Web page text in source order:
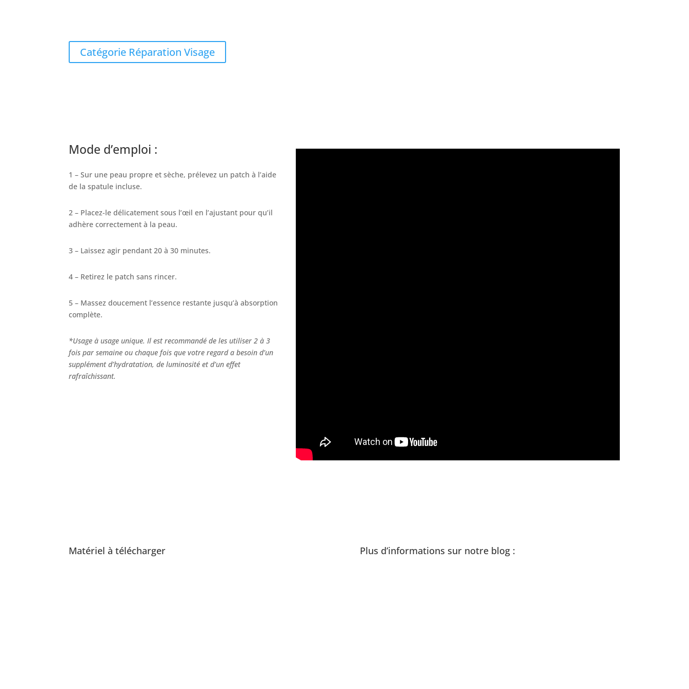
Catégorie Réparation Visage
Mode d’emploi :
1 – Sur une peau propre et sèche, prélevez un patch à l’aide
de la spatule incluse.
2 – Placez-le délicatement sous l’œil en l’ajustant pour qu’il
adhère correctement à la peau.
3 – Laissez agir pendant 20 à 30 minutes.
4 – Retirez le patch sans rincer.
5 – Massez doucement l’essence restante jusqu’à absorption
complète.
*Usage à usage unique. Il est recommandé de les utiliser 2 à 3
fois par semaine ou chaque fois que votre regard a besoin d’un
supplément d’hydratation, de luminosité et d’un effet
rafraîchissant.
Matériel à télécharger Plus d’informations sur notre blog :